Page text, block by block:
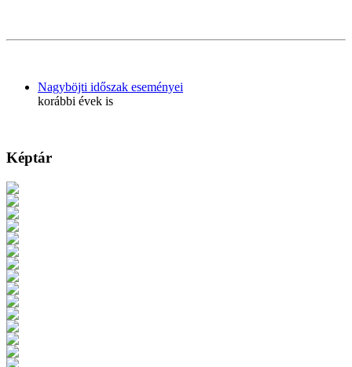
Nagyböjti időszak eseményei
korábbi évek is
Képtár